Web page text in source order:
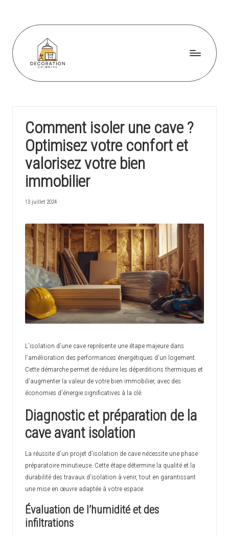
content
D
o
r
a
ti
o
n
c
h
i
n
o
i
s
e
Comment isoler une cave ?
Optimisez votre confort et
valorisez votre bien
immobilier
13 juillet 2024
L’isolation d’une cave représente une étape majeure dans
l’amélioration des performances énergétiques d’un logement.
Cette démarche permet de réduire les déperditions thermiques et
d’augmenter la valeur de votre bien immobilier, avec des
économies d’énergie significatives à la clé.
Diagnostic et préparation de la
cave avant isolation
La réussite d’un projet d’isolation de cave nécessite une phase
préparatoire minutieuse. Cette étape détermine la qualité et la
durabilité des travaux d’isolation à venir, tout en garantissant
une mise en œuvre adaptée à votre espace.
Évaluation de l’humidité et des
infiltrations